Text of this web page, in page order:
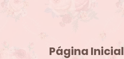
Página Inicial